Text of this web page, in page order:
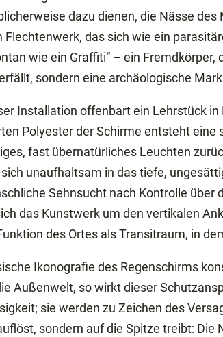
dazu dienen, die Nässe
das sich wie ein
wie ein Graffiti“ – ein
sondern eine archäologische
Installation offenbart ein Lehrstück
Polyester der Schirme entsteht
fast übernatürliches Leuchten
unaufhaltsam in das tiefe,
Sehnsucht nach Kontrolle über
das Kunstwerk um den vertikalen
des Ortes als Transitraum, in
Ikonografie des Regenschirms
Außenwelt, so wirkt dieser
sie werden zu Zeichen des
sondern auf die Spitze treibt: